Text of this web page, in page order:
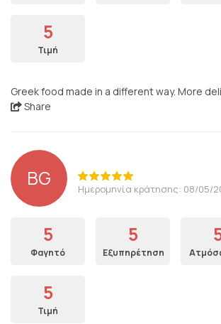
5
Τιμή
Greek food made in a different way. More
Share
BG Ημερομηνία κράτησης: 08/05/
5
Φαγητό
5
Εξυπηρέτηση
5
Τιμή